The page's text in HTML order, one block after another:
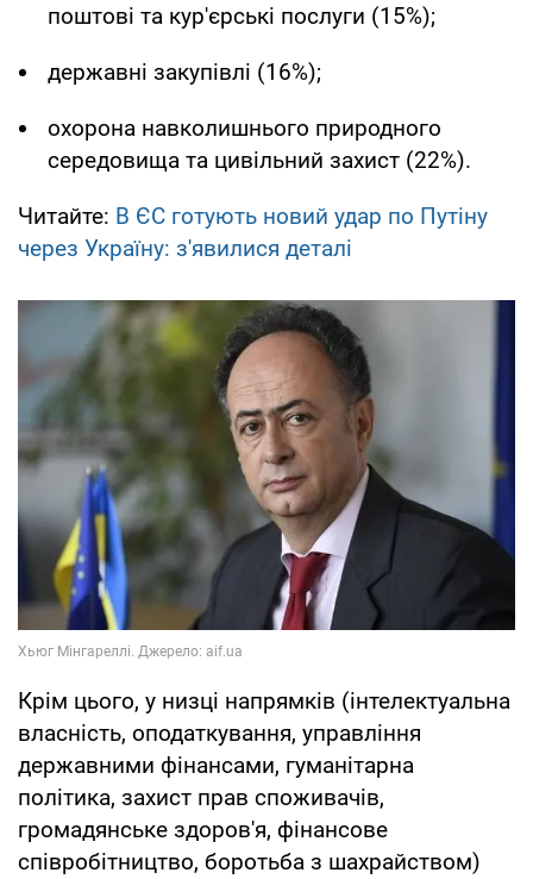
поштові та кур'єрські послуги (15%);
державні закупівлі (16%);
охорона навколишнього природного
середовища та цивільний захист (22%).
Читайте: В ЄС готують новий удар по Путіну
через Україну: з'явилися деталі
Крім цього, у низці напрямків (інтелектуальна
власність, оподаткування, управління
державними фінансами, гуманітарна
політика, захист прав споживачів,
громадянське здоров'я, фінансове
співробітництво, боротьба з шахрайством)